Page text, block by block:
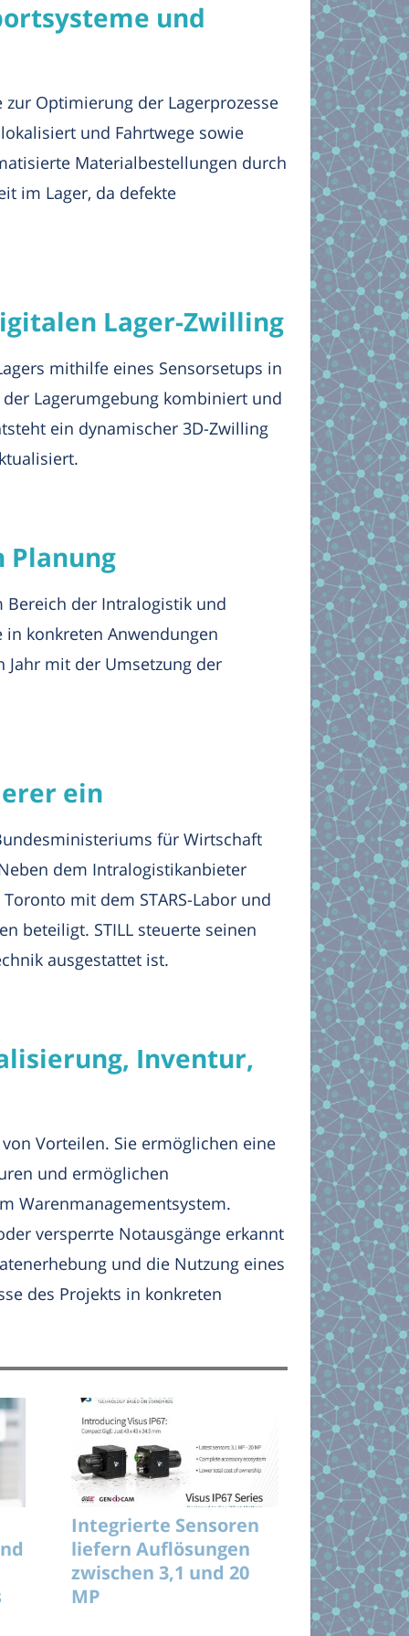
und
Optimierung der Lagerprozesse
und Fahrtwege sowie
Materialbestellungen durch
im Lager, da defekte
Lager-Zwilling
mithilfe eines Sensorsetups in
Lagerumgebung kombiniert und
ein dynamischer 3D-Zwilling
Planung
Bereich der Intralogistik und
konkreten Anwendungen
mit der Umsetzung der
ein
für Wirtschaft
dem Intralogistikanbieter
mit dem STARS-Labor und
beteiligt. STILL steuerte seinen
ausgestattet ist.
Inventur,
Vorteilen. Sie ermöglichen eine
und ermöglichen
Warenmanagementsystem.
versperrte Notausgänge erkannt
und die Nutzung eines
des Projekts in konkreten
Integrierte Sensoren
liefern Auflösungen
zwischen 3,1 und 20
MP